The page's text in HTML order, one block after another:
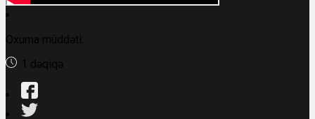
Oxuma müddəti:
1 dəqiqə